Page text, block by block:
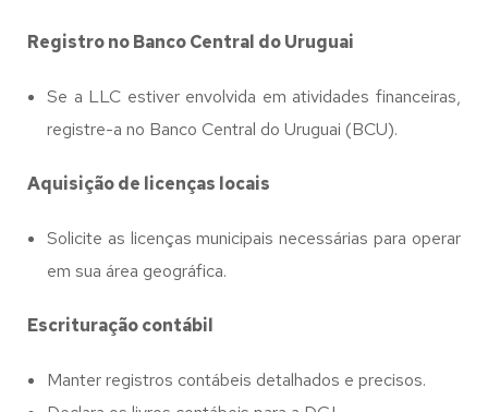
Registro no Banco Central do Uruguai
Se a LLC estiver envolvida em atividades financeiras,
registre-a no Banco Central do Uruguai (BCU).
Aquisição de licenças locais
Solicite as licenças municipais necessárias para operar
em sua área geográfica.
Escrituração contábil
Manter registros contábeis detalhados e precisos.